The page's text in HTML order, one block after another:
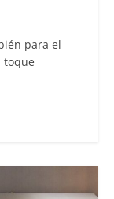
para el
toque